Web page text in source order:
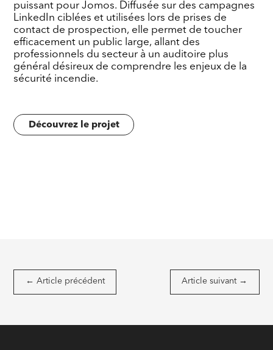
puissant pour Jomos. Diffusée sur des campagnes
LinkedIn ciblées et utilisées lors de prises de
contact de prospection, elle permet de toucher
efficacement un public large, allant des
professionnels du secteur à un auditoire plus
général désireux de comprendre les enjeux de la
sécurité incendie.
Découvrez le projet
← Article précédent Article suivant→